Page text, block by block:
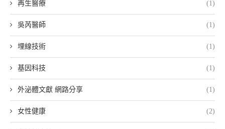
再生醫療 (1)
吳芮醫師 (1)
埋線技術 (1)
基因科技 (1)
外泌體文獻 網路分享 (1)
女性健康 (2)